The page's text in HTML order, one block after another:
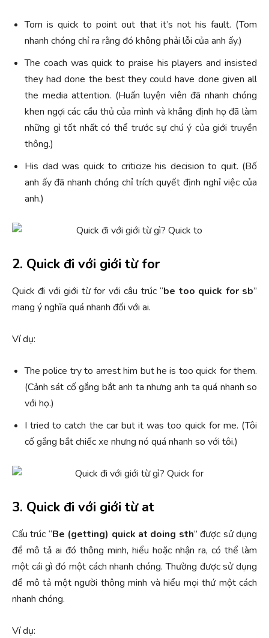
Tom is quick to point out that it’s not his fault. (Tom
nhanh chóng chỉ ra rằng đó không phải lỗi của anh ấy.)
The coach was quick to praise his players and insisted
they had done the best they could have done given all
the media attention. (Huấn luyện viên đã nhanh chóng
khen ngợi các cầu thủ của mình và khẳng định họ đã làm
những gì tốt nhất có thể trước sự chú ý của giới truyền
thông.)
His dad was quick to criticize his decision to quit. (Bố
anh ấy đã nhanh chóng chỉ trích quyết định nghỉ việc của
anh.)
2. Quick đi với giới từ for
Quick đi với giới từ for với câu trúc “be too quick for sb”
mang ý nghĩa quá nhanh đối với ai.
Ví dụ:
The police try to arrest him but he is too quick for them.
(Cảnh sát cố gắng bắt anh ta nhưng anh ta quá nhanh so
với họ.)
I tried to catch the car but it was too quick for me. (Tôi
cố gắng bắt chiếc xe nhưng nó quá nhanh so với tôi.)
3. Quick đi với giới từ at
Cấu trúc “Be (getting) quick at doing sth” được sử dụng
để mô tả ai đó thông minh, hiểu hoặc nhận ra, có thể làm
một cái gì đó một cách nhanh chóng. Thường được sử dụng
để mô tả một người thông minh và hiểu mọi thứ một cách
nhanh chóng.
Ví dụ: